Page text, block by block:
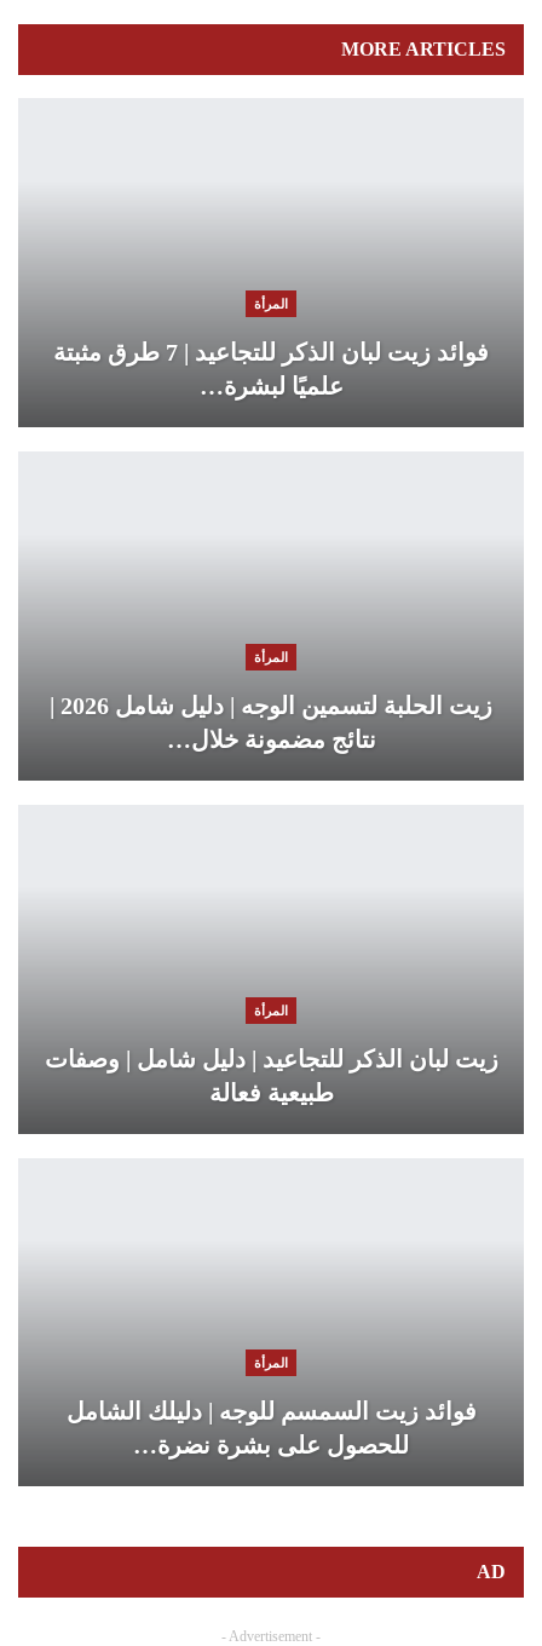
MORE ARTICLES
المرأة
فوائد زيت لبان الذكر للتجاعيد | 7 طرق مثبتة
علميًا لبشرة…
المرأة
زيت الحلبة لتسمين الوجه | دليل شامل 2026 |
نتائج مضمونة خلال…
المرأة
زيت لبان الذكر للتجاعيد | دليل شامل | وصفات
طبيعية فعالة
المرأة
فوائد زيت السمسم للوجه | دليلك الشامل
للحصول على بشرة نضرة…
AD
- Advertisement -